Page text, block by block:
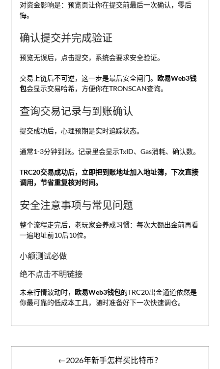
对资金影响是：预览页让你在提交前最后一次确认，零后
悔。
确认提交并完成验证
预览无误后，点击提交，系统会要求安全验证。
交易上链后不可逆，这一步是最后安全闸门。 欧易Web3钱
包会显示交易哈希，方便你在TRONSCAN查询。
查询交易记录与到账确认
提交成功后，心理预期是实时追踪状态。
通常1-3分钟到账。记录里会显示TxID、Gas消耗、确认数。
TRC20交易成功后，立即把到账地址加入地址簿，下次直接
调用，节省重复核对时间。
安全注意事项与常见问题
整个流程走完后，老玩家会养成习惯：每次大额出金前再看
一遍地址前10后10位。
小额测试必做
绝不点击不明链接
未来行情波动时， 欧易Web3钱包的TRC20出金通道依然是
你最可靠的低成本工具，随时准备好下一次快速调仓。
文
←2026年新手怎样买比特币？